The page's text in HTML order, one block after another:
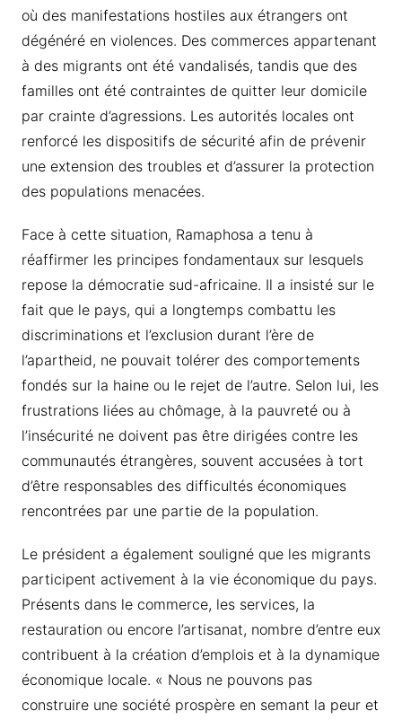
où des manifestations hostiles aux étrangers ont
dégénéré en violences. Des commerces appartenant
à des migrants ont été vandalisés, tandis que des
familles ont été contraintes de quitter leur domicile
par crainte d’agressions. Les autorités locales ont
renforcé les dispositifs de sécurité afin de prévenir
une extension des troubles et d’assurer la protection
des populations menacées.
Face à cette situation, Ramaphosa a tenu à
réaffirmer les principes fondamentaux sur lesquels
repose la démocratie sud-africaine. Il a insisté sur le
fait que le pays, qui a longtemps combattu les
discriminations et l’exclusion durant l’ère de
l’apartheid, ne pouvait tolérer des comportements
fondés sur la haine ou le rejet de l’autre. Selon lui, les
frustrations liées au chômage, à la pauvreté ou à
l’insécurité ne doivent pas être dirigées contre les
communautés étrangères, souvent accusées à tort
d’être responsables des difficultés économiques
rencontrées par une partie de la population.
Le président a également souligné que les migrants
participent activement à la vie économique du pays.
Présents dans le commerce, les services, la
restauration ou encore l’artisanat, nombre d’entre eux
contribuent à la création d’emplois et à la dynamique
économique locale. « Nous ne pouvons pas
construire une société prospère en semant la peur et